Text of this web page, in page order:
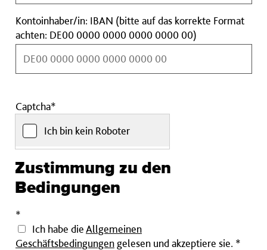
Kontoinhaber/in: IBAN (bitte auf das korrekte Format
achten: DE00 0000 0000 0000 0000 00)
IBAN
auf
Captcha*
Ich bin kein Roboter
Zustimmung zu den
Bedingungen
*
Ich habe dieAllgemeinen
Geschäftsbedingungen gelesen und akzeptiere sie. *